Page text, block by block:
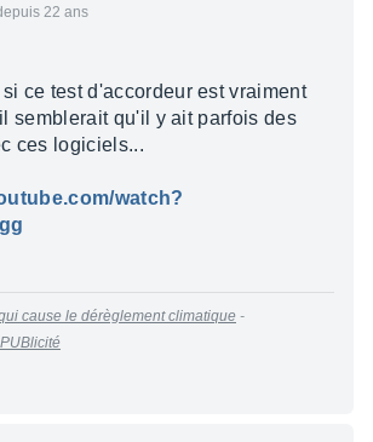
22 ans
ce test d'accordeur est vraiment
semblerait qu'il y ait parfois des
ces logiciels...
watch?
cause le dérèglement climatique -